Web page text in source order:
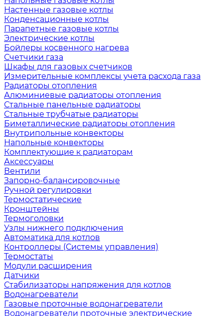
Настенные газовые котлы
Конденсационные котлы
Парапетные газовые котлы
Электрические котлы
Бойлеры косвенного нагрева
Счетчики газа
Шкафы для газовых счетчиков
Измерительные комплексы учета расхода газа
Радиаторы отопления
Алюминиевые радиаторы отопления
Стальные панельные радиаторы
Стальные трубчатые радиаторы
Биметаллические радиаторы отопления
Внутрипольные конвекторы
Напольные конвекторы
Комплектующие к радиаторам
Аксессуары
Вентили
Запорно-балансировочные
Ручной регулировки
Термостатические
Кронштейны
Термоголовки
Узлы нижнего подключения
Автоматика для котлов
Контроллеры (Системы управления)
Термостаты
Модули расширения
Датчики
Стабилизаторы напряжения для котлов
Водонагреватели
Газовые проточные водонагреватели
Водонагреватели проточные электрические